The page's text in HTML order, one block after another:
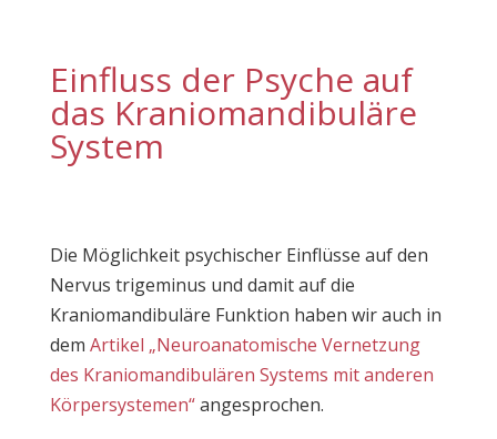
Einfluss der Psyche auf
das Kraniomandibuläre
System
Die Möglichkeit psychischer Einflüsse auf den
Nervus trigeminus und damit auf die
Kraniomandibuläre Funktion haben wir auch in
dem Artikel „Neuroanatomische Vernetzung
des Kraniomandibulären Systems mit anderen
Körpersystemen“angesprochen.